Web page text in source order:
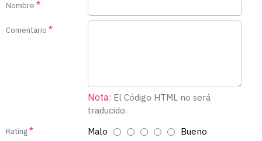
Nombre
Comentario
Nota: El Código HTML no será
traducido.
Rating Malo Bueno